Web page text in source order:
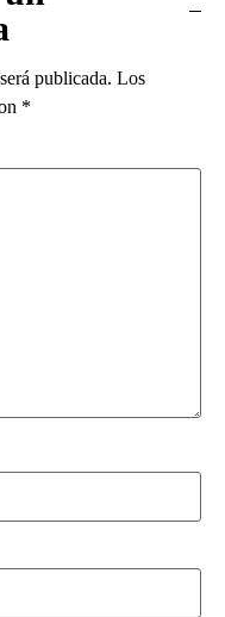
publicada. Los
*